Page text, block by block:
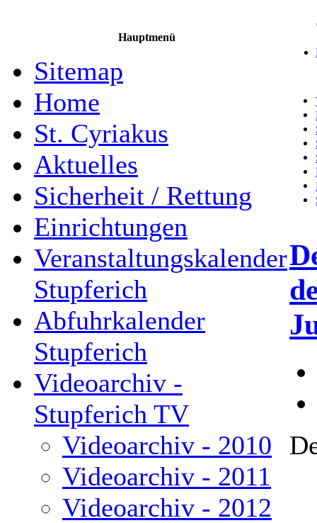
Hauptmenü
Sitemap
Home
St. Cyriakus
Aktuelles
Sicherheit / Rettung
Einrichtungen
Veranstaltungskalender
Stupferich
Abfuhrkalender
Stupferich
Videoarchiv -
Stupferich TV
Videoarchiv - 2010
Videoarchiv - 2011
Videoarchiv - 2012